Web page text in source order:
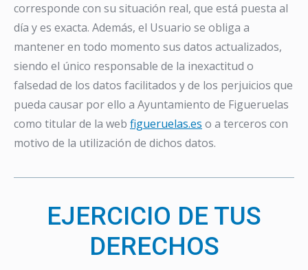
corresponde con su situación real, que está puesta al
día y es exacta. Además, el Usuario se obliga a
mantener en todo momento sus datos actualizados,
siendo el único responsable de la inexactitud o
falsedad de los datos facilitados y de los perjuicios que
pueda causar por ello a Ayuntamiento de Figueruelas
como titular de la web figueruelas.es o a terceros con
motivo de la utilización de dichos datos.
EJERCICIO DE TUS
DERECHOS